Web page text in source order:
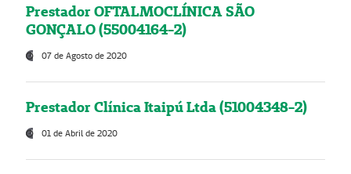
Prestador OFTALMOCLÍNICA SÃO
GONÇALO (55004164-2)
07 de Agosto de 2020
Prestador Clínica Itaipú Ltda (51004348-2)
01 de Abril de 2020